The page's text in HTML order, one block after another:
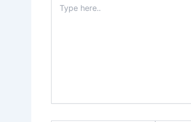
here..